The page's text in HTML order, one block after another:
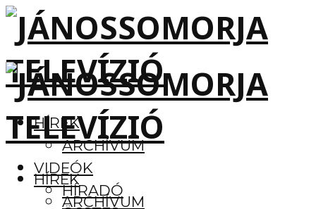
HÍREK
ARCHÍVUM
VIDEÓK
HÍRADÓ
HÍREK
ARCHÍVUM